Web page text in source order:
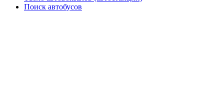
Поиск автобусов